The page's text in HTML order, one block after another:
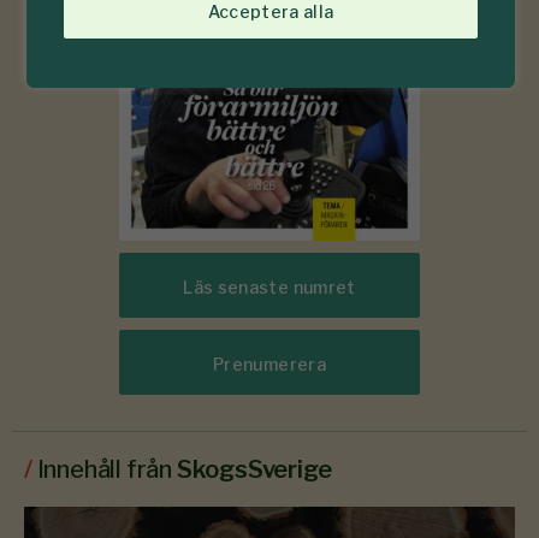
Acceptera alla
Läs senaste numret
Prenumerera
/ Innehåll från SkogsSverige